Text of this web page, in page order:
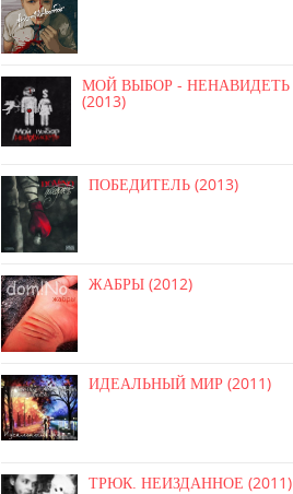
МОЙ ВЫБОР - НЕНАВИДЕТЬ
(2013)
ПОБЕДИТЕЛЬ (2013)
ЖАБРЫ (2012)
ИДЕАЛЬНЫЙ МИР (2011)
ТРЮК. НЕИЗДАННОЕ (2011)